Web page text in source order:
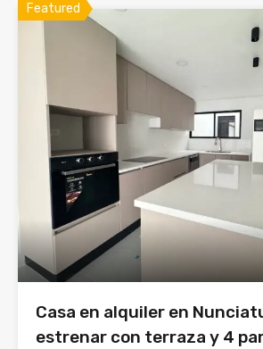
Featured
Casa en alquiler en
estrenar con terraza y 4